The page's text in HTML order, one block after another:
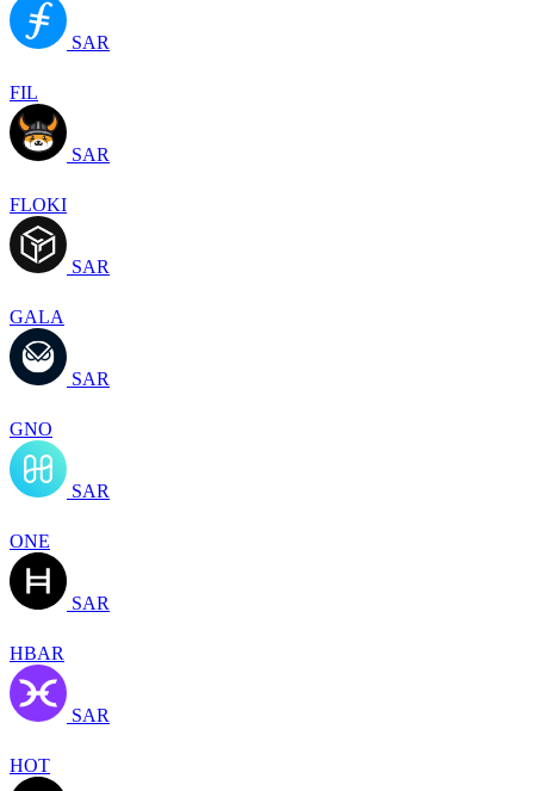
SAR
FIL
SAR
FLOKI
SAR
GALA
SAR
GNO
SAR
ONE
SAR
HBAR
SAR
HOT